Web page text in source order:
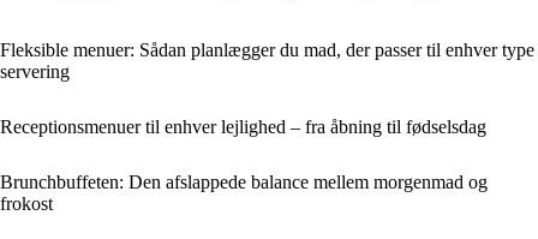
Fleksible menuer: Sådan planlægger du mad, der passer til enhver type
servering
Receptionsmenuer til enhver lejlighed – fra åbning til fødselsdag
Brunchbuffeten: Den afslappede balance mellem morgenmad og
frokost